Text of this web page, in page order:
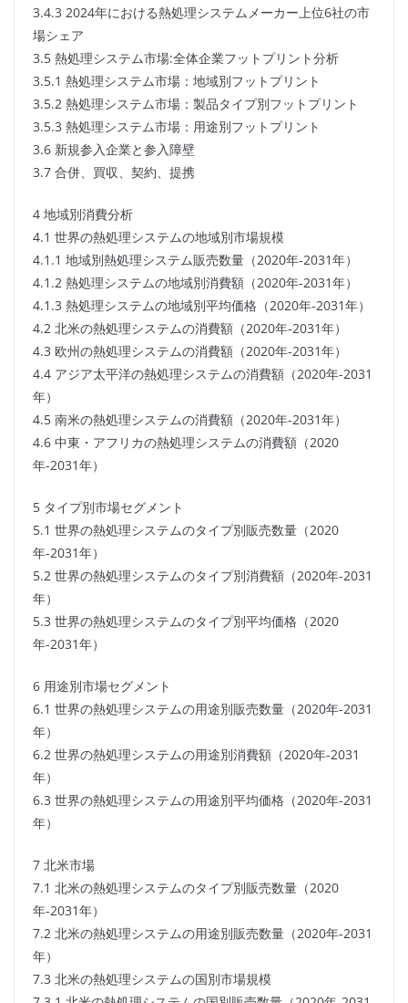
3.4.3 2024年における熱処理システムメーカー上位6社の市
場シェア
3.5 熱処理システム市場:全体企業フットプリント分析
3.5.1 熱処理システム市場：地域別フットプリント
3.5.2 熱処理システム市場：製品タイプ別フットプリント
3.5.3 熱処理システム市場：用途別フットプリント
3.6 新規参入企業と参入障壁
3.7 合併、買収、契約、提携
4 地域別消費分析
4.1 世界の熱処理システムの地域別市場規模
4.1.1 地域別熱処理システム販売数量（2020年-2031年）
4.1.2 熱処理システムの地域別消費額（2020年-2031年）
4.1.3 熱処理システムの地域別平均価格（2020年-2031年）
4.2 北米の熱処理システムの消費額（2020年-2031年）
4.3 欧州の熱処理システムの消費額（2020年-2031年）
4.4 アジア太平洋の熱処理システムの消費額（2020年-2031
年）
4.5 南米の熱処理システムの消費額（2020年-2031年）
4.6 中東・アフリカの熱処理システムの消費額（2020
年-2031年）
5 タイプ別市場セグメント
5.1 世界の熱処理システムのタイプ別販売数量（2020
年-2031年）
5.2 世界の熱処理システムのタイプ別消費額（2020年-2031
年）
5.3 世界の熱処理システムのタイプ別平均価格（2020
年-2031年）
6 用途別市場セグメント
6.1 世界の熱処理システムの用途別販売数量（2020年-2031
年）
6.2 世界の熱処理システムの用途別消費額（2020年-2031
年）
6.3 世界の熱処理システムの用途別平均価格（2020年-2031
年）
7 北米市場
7.1 北米の熱処理システムのタイプ別販売数量（2020
年-2031年）
7.2 北米の熱処理システムの用途別販売数量（2020年-2031
年）
7.3 北米の熱処理システムの国別市場規模